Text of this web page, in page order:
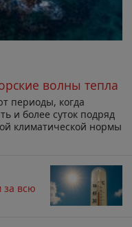
волны тепла
периоды, когда
и более суток подряд
климатической нормы
за всю